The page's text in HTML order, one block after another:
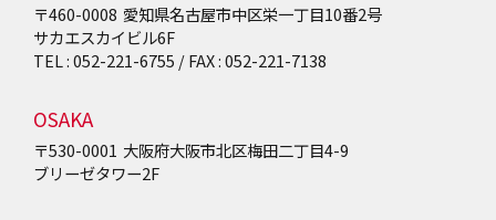
〒460-0008 愛知県名古屋市中区栄一丁目10番2号
サカエスカイビル6F
TEL : 052-221-6755 / FAX : 052-221-7138
OSAKA
〒530-0001 大阪府大阪市北区梅田二丁目4-9
ブリーゼタワー2F